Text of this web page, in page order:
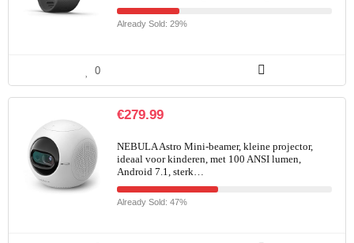
Already Sold: 29%
0
€279.99
NEBULA Astro Mini-beamer, kleine projector,
ideaal voor kinderen, met 100 ANSI lumen,
Android 7.1, sterk…
Already Sold: 47%